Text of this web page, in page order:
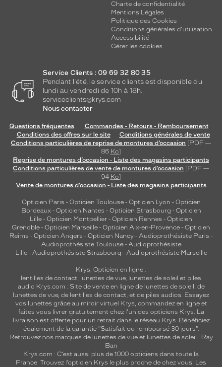
Charte de confidentialité
Mentions Légales
Politique des Cookies
Conditions générales d'utilisation
Accessibilité
Gérer les cookies
Service Clients : 09 69 32 80 35
Pendant l'été, le service clients est disponible du
lundi au vendredi de 10h à 18h.
serviceclients@krys.com
Nous contacter
Questions fréquentes
Commandes - Retours - Remboursement
Conditions des offres sur le site
Conditions générales de vente
Conditions particulières de reprise de montures d’occasion [PDF —
86 Ko]
Reprise de montures d’occasion - Liste des magasins participants
Conditions particulières de vente de montures d’occasion [PDF —
94 Ko]
Vente de montures d’occasion - Liste des magasins participants
Opticien Paris - Opticien Toulouse- Opticien Lyon - Opticien
Bordeaux- Opticien Nantes - Opticien Strasbourg - Opticien
Lille - Opticien Montpellier - Opticien Rennes - Opticien
Grenoble - Opticien Marseille - Opticien Aix-en-Provence - Opticien
Reims - Opticien Angers - Opticien Nancy - Audioprothésiste Paris -
Audioprothésiste Toulouse- Audioprothésiste
Lille- Audioprothésiste Strasbourg - Audioprothésiste Marseille
Krys, Opticien en ligne :
lentilles de contact, lunettes de vue, lunettes de soleil et piles
audio Krys.com : Site de vente en ligne de lunettes de soleil, de
lunettes de vue, de lentilles de contact, et de piles audios. Essayez
vos lunettes grâce au miroir virtuel Krys, commandez en ligne et
faites vous livrer gratuitement chez l'un des opticiens Krys. La
livraison est offerte pour un retrait dans le réseau Krys. Bénéficiez
également de la garantie "Satisfait ou remboursé 30 jours".
Retrouvez nos marques de lunettes de vue et lunettes de soleil : Ray
Ban
Krys.com : C’est aussi plus de 1000 opticiens dans toute la
France. Trouvez l’opticien Krys le plus proche de chez vous. Les